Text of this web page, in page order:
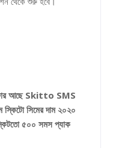
আছে Skitto SMS
সিমের দাম ২০২০
৫০০ সমস প্যাক